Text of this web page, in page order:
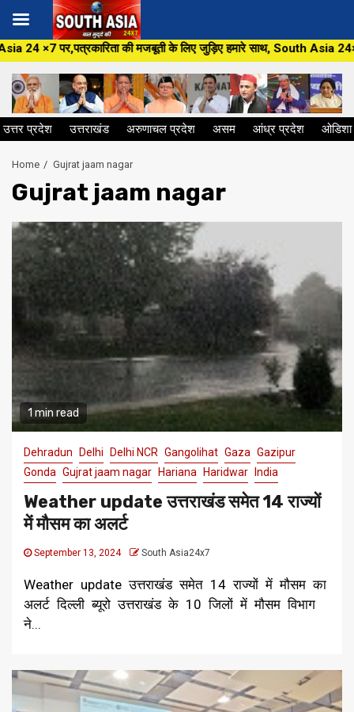
Skip
to
content
की मजबूती के लिए जुड़िए हमारे साथ, South Asia 24×7 के यूट्यूब
उत्तर प्रदेश उत्तराखंड अरुणाचल प्रदेश असम आंध्र प्रदेश ओडिशा
Home Gujrat jaam nagar
Gujrat jaam nagar
1 min read
Dehradun Delhi Delhi NCR Gangolihat Gaza Gazipur
Gonda Gujrat jaam nagar Hariana Haridwar India
Weather update उत्तराखंड समेत 14 राज्यों
में मौसम का अलर्ट
September 13, 2024 South Asia24x7
Weather update उत्तराखंड समेत 14 राज्यों में मौसम का
अलर्ट दिल्ली ब्यूरो उत्तराखंड के 10 जिलों में मौसम विभाग
ने...